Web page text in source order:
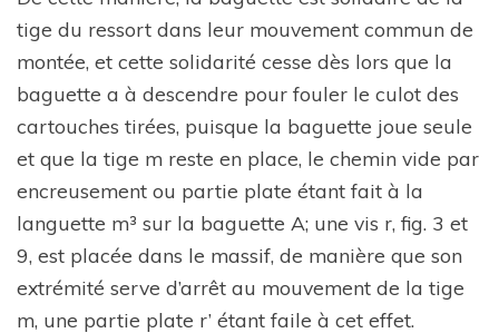
tige du ressort dans leur mouvement commun de
montée, et cette solidarité cesse dès lors que la
baguette a à descendre pour fouler le culot des
cartouches tirées, puisque la baguette joue seule
et que la tige m reste en place, le chemin vide par
encreusement ou partie plate étant fait à la
languette m³ sur la baguette A; une vis r, fig. 3 et
9, est placée dans le massif, de manière que son
extrémité serve d’arrêt au mouvement de la tige
m, une partie plate r’ étant faile à cet effet.